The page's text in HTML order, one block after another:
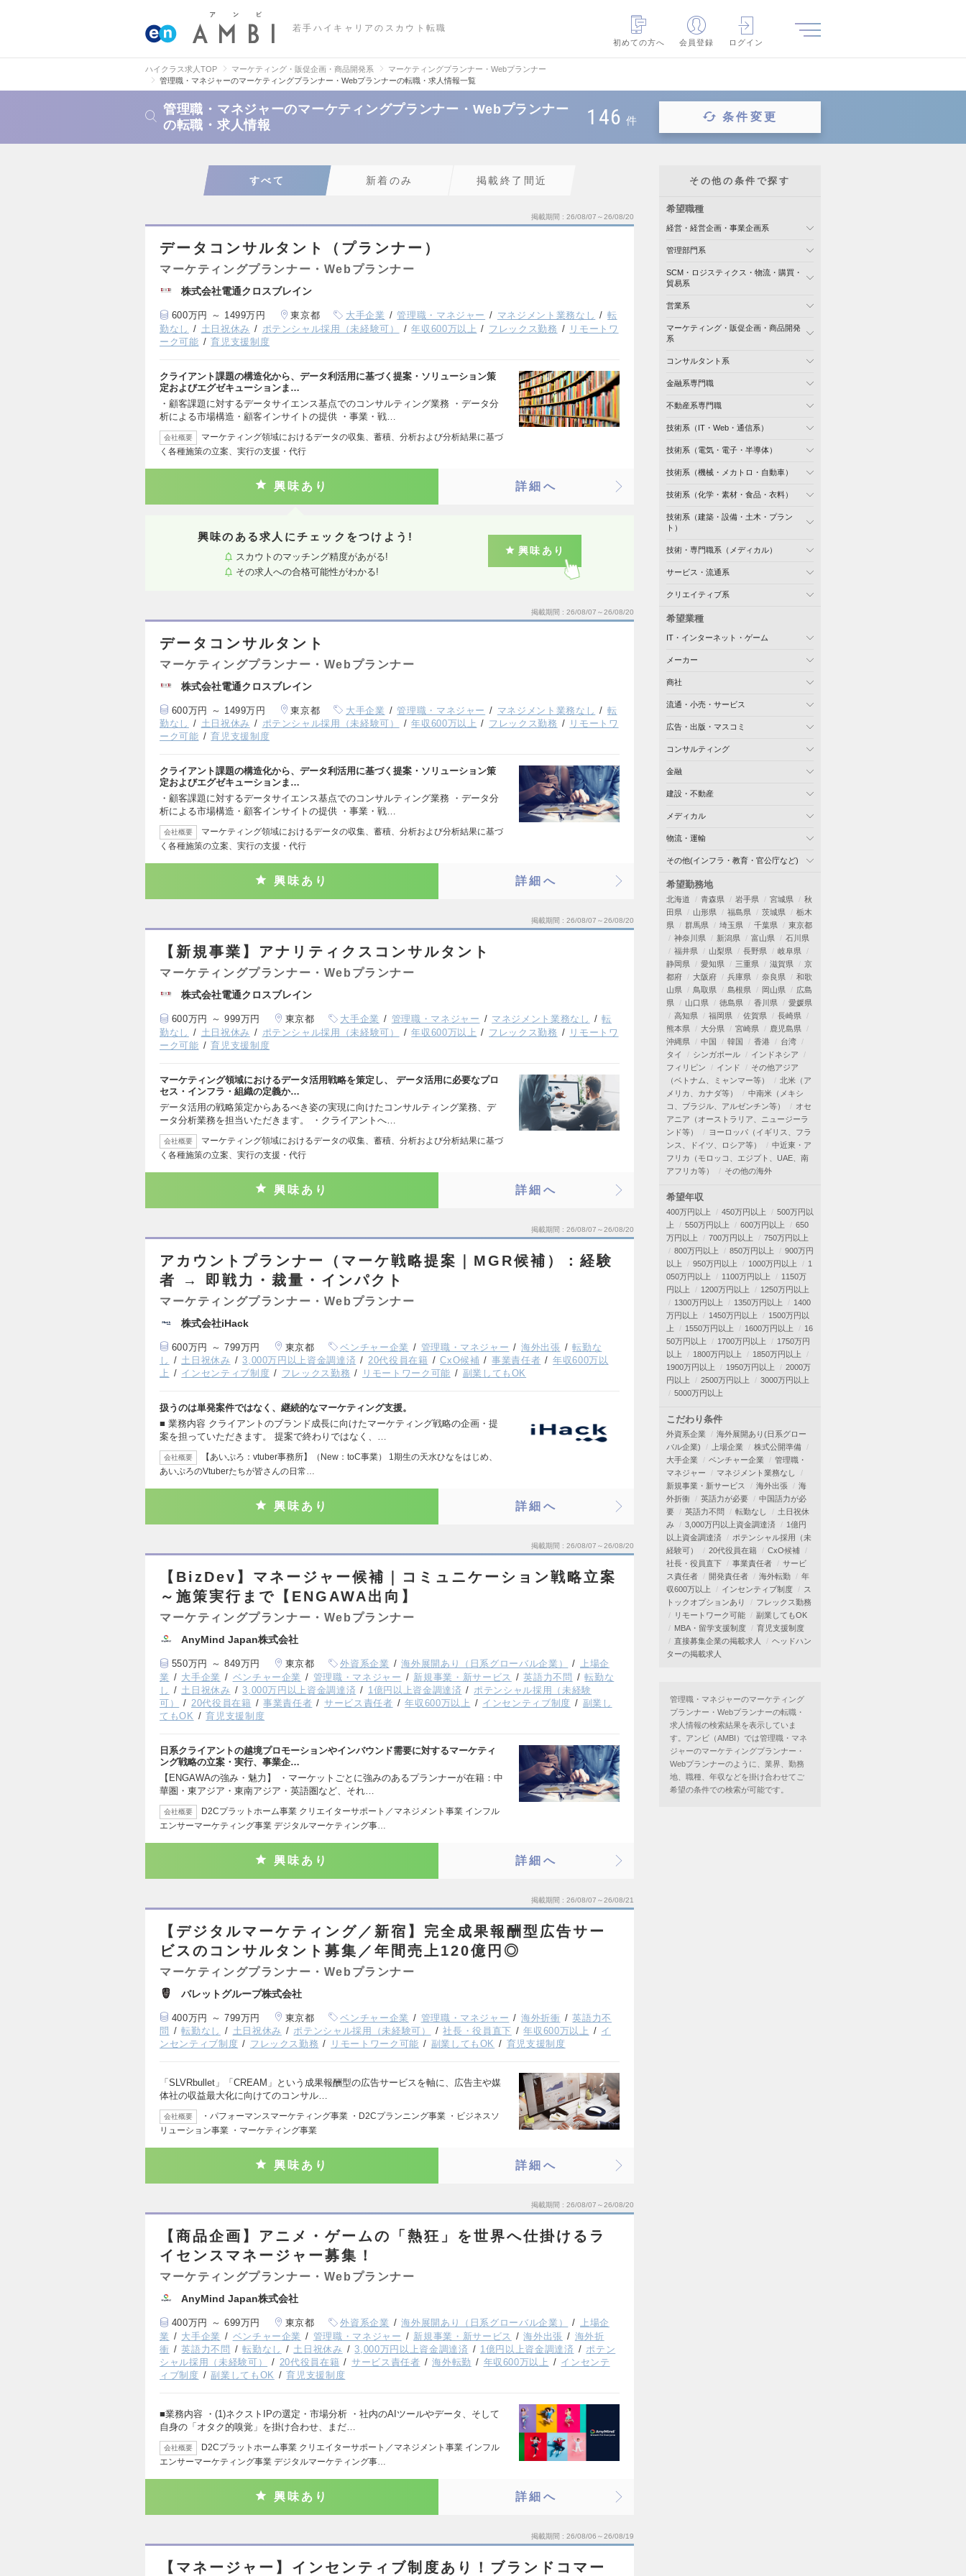
若手ハイキャリアのスカウト転職
初めての方へ
会員登録 ログイン
ハイクラス求人TOP マーケティング・販促企画・商品開発系
マーケティングプランナー・Webプランナー
管理職・マネジャーのマーケティングプランナー・Webプランナーの転職・求人情報一覧
管理職・マネジャーのマーケティングプランナー・Webプランナー
の転職・求人情報
146 件 条件変更
すべて 新着のみ 掲載終了間近
掲載期間 26/08/07～26/08/20
データコンサルタント（プランナー）
マーケティングプランナー・Webプランナー
株式会社電通クロスブレイン
600万円 ～ 1499万円 東京都 大手企業 管理職・マネジャー マネジメント業務なし
転
勤なし
土日祝休み ポテンシャル採用（未経験可） 年収600万以上 フレックス勤務
リモートワ
ーク可能
育児支援制度
クライアント課題の構造化から、データ利活用に基づく提案・ソリューション策
定およびエグゼキューションま…
・顧客課題に対するデータサイエンス基点でのコンサルティング業務 ・データ分
析による市場構造・顧客インサイトの提供 ・事業・戦…
会社概要
マーケティング領域におけるデータの収集、蓄積、分析および分析結果に基づ
く各種施策の立案、実行の支援・代行
興味あり 詳細へ
興味のある求人にチェックをつけよう!
スカウトのマッチング精度があがる!
その求人への合格可能性がわかる!
興味あり
掲載期間 26/08/07～26/08/20
データコンサルタント
マーケティングプランナー・Webプランナー
株式会社電通クロスブレイン
600万円 ～ 1499万円 東京都 大手企業 管理職・マネジャー マネジメント業務なし
転
勤なし
土日祝休み ポテンシャル採用（未経験可） 年収600万以上 フレックス勤務
リモートワ
ーク可能
育児支援制度
クライアント課題の構造化から、データ利活用に基づく提案・ソリューション策
定およびエグゼキューションま…
・顧客課題に対するデータサイエンス基点でのコンサルティング業務 ・データ分
析による市場構造・顧客インサイトの提供 ・事業・戦…
会社概要
マーケティング領域におけるデータの収集、蓄積、分析および分析結果に基づ
く各種施策の立案、実行の支援・代行
興味あり 詳細へ
掲載期間 26/08/07～26/08/20
【新規事業】アナリティクスコンサルタント
マーケティングプランナー・Webプランナー
株式会社電通クロスブレイン
600万円 ～ 999万円 東京都 大手企業 管理職・マネジャー マネジメント業務なし
転
勤なし
土日祝休み ポテンシャル採用（未経験可） 年収600万以上 フレックス勤務
リモートワ
ーク可能
育児支援制度
マーケティング領域におけるデータ活用戦略を策定し、 データ活用に必要なプロ
セス・インフラ・組織の定義か…
データ活用の戦略策定からあるべき姿の実現に向けたコンサルティング業務、デ
ータ分析業務を担当いただきます。 ・クライアントへ…
会社概要
マーケティング領域におけるデータの収集、蓄積、分析および分析結果に基づ
く各種施策の立案、実行の支援・代行
興味あり 詳細へ
掲載期間 26/08/07～26/08/20
アカウントプランナー（マーケ戦略提案｜MGR候補）：経験
者 → 即戦力・裁量・インパクト
マーケティングプランナー・Webプランナー
株式会社iHack
600万円 ～ 799万円 東京都 ベンチャー企業 管理職・マネジャー 海外出張
転勤な
し
土日祝休み 3,000万円以上資金調達済 20代役員在籍 CxO候補 事業責任者
年収600万以
上
インセンティブ制度 フレックス勤務 リモートワーク可能 副業してもOK
扱うのは単発案件ではなく、継続的なマーケティング支援。
■ 業務内容 クライアントのブランド成長に向けたマーケティング戦略の企画・提
案を担っていただきます。 提案で終わりではなく、…
会社概要
【あいぷろ：vtuber事務所】（New：toC事業） 1期生の天水ひなをはじめ、
あいぷろのVtuberたちが皆さんの日常…
興味あり 詳細へ
掲載期間 26/08/07～26/08/20
【BizDev】マネージャー候補｜コミュニケーション戦略立案
～施策実行まで【ENGAWA出向】
マーケティングプランナー・Webプランナー
AnyMind Japan株式会社
550万円 ～ 849万円 東京都 外資系企業 海外展開あり（日系グローバル企業）
上場企
業
大手企業 ベンチャー企業 管理職・マネジャー 新規事業・新サービス 英語力不問
転勤な
し
土日祝休み 3,000万円以上資金調達済 1億円以上資金調達済
ポテンシャル採用（未経験
可）
20代役員在籍 事業責任者 サービス責任者 年収600万以上 インセンティブ制度
副業し
てもOK
育児支援制度
日系クライアントの越境プロモーションやインバウンド需要に対するマーケティ
ング戦略の立案・実行、事業企…
【ENGAWAの強み・魅力】 ・マーケットごとに強みのあるプランナーが在籍：中
華圏・東アジア・東南アジア・英語圏など、それ…
会社概要
D2Cプラットホーム事業 クリエイターサポート／マネジメント事業 インフル
エンサーマーケティング事業 デジタルマーケティング事…
興味あり 詳細へ
掲載期間 26/08/07～26/08/21
【デジタルマーケティング／新宿】完全成果報酬型広告サー
ビスのコンサルタント募集／年間売上120億円◎
マーケティングプランナー・Webプランナー
バレットグループ株式会社
400万円 ～ 799万円 東京都 ベンチャー企業 管理職・マネジャー 海外折衝
英語力不
問
転勤なし 土日祝休み ポテンシャル採用（未経験可） 社長・役員直下 年収600万以上
イ
ンセンティブ制度
フレックス勤務 リモートワーク可能 副業してもOK 育児支援制度
「SLVRbullet」「CREAM」という成果報酬型の広告サービスを軸に、広告主や媒
体社の収益最大化に向けてのコンサル…
会社概要
・パフォーマンスマーケティング事業 ・D2Cプランニング事業 ・ビジネスソ
リューション事業 ・マーケティング事業
興味あり 詳細へ
掲載期間 26/08/07～26/08/20
【商品企画】アニメ・ゲームの「熱狂」を世界へ仕掛けるラ
イセンスマネージャー募集！
マーケティングプランナー・Webプランナー
AnyMind Japan株式会社
400万円 ～ 699万円 東京都 外資系企業 海外展開あり（日系グローバル企業）
上場企
業
大手企業 ベンチャー企業 管理職・マネジャー 新規事業・新サービス 海外出張
海外折
衝
英語力不問 転勤なし 土日祝休み 3,000万円以上資金調達済 1億円以上資金調達済
ポテン
シャル採用（未経験可）
20代役員在籍 サービス責任者 海外転勤 年収600万以上
インセンテ
ィブ制度
副業してもOK 育児支援制度
■業務内容 ・(1)ネクストIPの選定・市場分析 ・社内のAIツールやデータ、そして
自身の「オタク的嗅覚」を掛け合わせ、まだ…
会社概要
D2Cプラットホーム事業 クリエイターサポート／マネジメント事業 インフル
エンサーマーケティング事業 デジタルマーケティング事…
興味あり 詳細へ
掲載期間 26/08/06～26/08/19
【マネージャー】インセンティブ制度あり！ブランドコマー
その他の条件で探す
希望職種
経営・経営企画・事業企画系
管理部門系
SCM・ロジスティクス・物流・購買・
貿易系
営業系
マーケティング・販促企画・商品開発
系
コンサルタント系
金融系専門職
不動産系専門職
技術系（IT・Web・通信系）
技術系（電気・電子・半導体）
技術系（機械・メカトロ・自動車）
技術系（化学・素材・食品・衣料）
技術系（建築・設備・土木・プラン
ト）
技術・専門職系（メディカル）
サービス・流通系
クリエイティブ系
希望業種
IT・インターネット・ゲーム
メーカー
商社
流通・小売・サービス
広告・出版・マスコミ
コンサルティング
金融
建設・不動産
メディカル
物流・運輸
その他(インフラ・教育・官公庁など)
希望勤務地
北海道 青森県 岩手県 宮城県
秋
田県
山形県 福島県 茨城県
栃木
県
群馬県 埼玉県 千葉県
東京都
神奈川県
新潟県 富山県
石川県
福井県
山梨県 長野県
岐阜県
静岡県
愛知県 三重県 滋賀県
京
都府
大阪府 兵庫県 奈良県
和歌
山県
鳥取県 島根県 岡山県
広島
県
山口県 徳島県 香川県
愛媛県
高知県
福岡県 佐賀県
長崎県
熊本県
大分県 宮崎県
鹿児島県
沖縄県
中国 韓国 香港
台湾
タイ
シンガポール
インドネシア
フィリピン
インド
その他アジア
（ベトナム、ミャンマー等）
北米（ア
メリカ、カナダ等）
中南米（メキシ
コ、ブラジル、アルゼンチン等）
オセ
アニア（オーストラリア、ニュージーラ
ンド等）
ヨーロッパ（イギリス、フラ
ンス、ドイツ、ロシア等）
中近東・ア
フリカ（モロッコ、エジプト、UAE、南
アフリカ等）
その他の海外
希望年収
400万円以上 450万円以上
500万円以
上
550万円以上 600万円以上
650
万円以上
700万円以上
750万円以上
800万円以上
850万円以上
900万円
以上
950万円以上 1000万円以上
1
050万円以上
1100万円以上
1150万
円以上
1200万円以上
1250万円以上
1300万円以上
1350万円以上
1400
万円以上
1450万円以上
1500万円以
上
1550万円以上 1600万円以上
16
50万円以上
1700万円以上
1750万円
以上
1800万円以上
1850万円以上
1900万円以上
1950万円以上
2000万
円以上
2500万円以上
3000万円以上
5000万円以上
こだわり条件
外資系企業
海外展開あり(日系グロー
バル企業)
上場企業
株式公開準備
大手企業
ベンチャー企業
管理職・
マネジャー
マネジメント業務なし
新規事業・新サービス
海外出張
海
外折衝
英語力が必要
中国語力が必
要
英語力不問 転勤なし
土日祝休
み
3,000万円以上資金調達済
1億円
以上資金調達済
ポテンシャル採用（未
経験可）
20代役員在籍
CxO候補
社長・役員直下
事業責任者
サービ
ス責任者
開発責任者 海外転勤
年
収600万以上
インセンティブ制度
ス
トックオプションあり
フレックス勤務
リモートワーク可能
副業してもOK
MBA・留学支援制度
育児支援制度
直接募集企業の掲載求人
ヘッドハン
ターの掲載求人
管理職・マネジャーのマーケティング
プランナー・Webプランナーの転職・
求人情報の検索結果を表示していま
す。アンビ（AMBI）では管理職・マネ
ジャーのマーケティングプランナー・
Webプランナーのように、業界、勤務
地、職種、年収などを掛け合わせてご
希望の条件での検索が可能です。